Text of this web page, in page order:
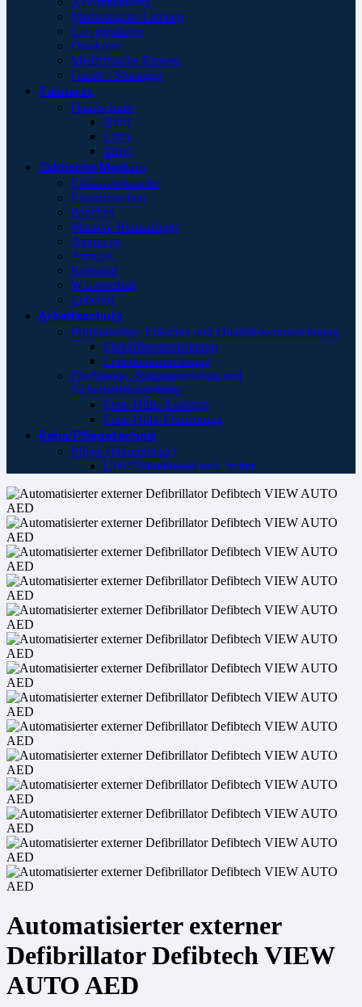
Medizinische Lampen
Laryngoskope
Otoskope
Medizinische Papiere
Geräte / Sonstiges
Zahnarzt
Handschuhe
Nitril
Latex
Vinyl
Taktische Medizin
Einsatzrucksäcke
Einsatztaschen
Pouches
Massive Hemorrhage
Atemweg
Atmung
Kreislauf
Wärmeerhalt
Zubehör
Arbeitsschutz
Prüfplaketten, Etiketten und Qualitätskennzeichnung
Elektrokennzeichnung
Leiterkennzeichnung
Fluchtweg-, Rettungszeichen und
Sicherheistleitsysteme
Erste-Hilfe-Aushang
Erste-Hilfe-Einrichtung
Reha/Pflegetechnik
Pflege (Inkontinenz)
Urin-/Sekretbeutel und -halter
Automatisierter externer
Defibrillator Defibtech VIEW
AUTO AED